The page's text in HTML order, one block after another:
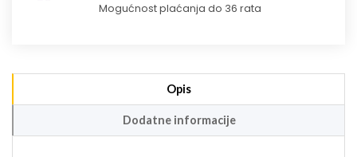
Mogućnost plaćanja do 36 rata
Opis
Dodatne informacije